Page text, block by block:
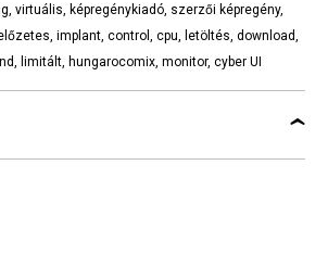
virtuális képregénykiadó szerzői képregény,
implant control cpu letöltés download
limitált hungarocomix monitor, cyber UI